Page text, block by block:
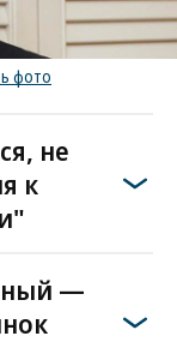
фото
не
к
—